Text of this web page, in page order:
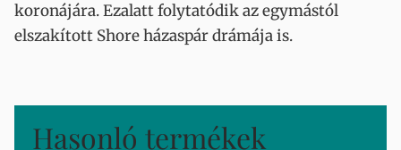
koronájára. Ezalatt folytatódik az egymástól
elszakított Shore házaspár drámája is.
Hasonló termékek